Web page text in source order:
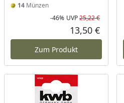
14 Münzen
-46% UVP25,22 €
13,50 €
Zum Produkt